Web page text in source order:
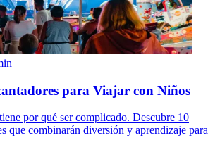
para Viajar con Niños
por qué ser complicado. Descubre 10
que combinarán diversión y aprendizaje para